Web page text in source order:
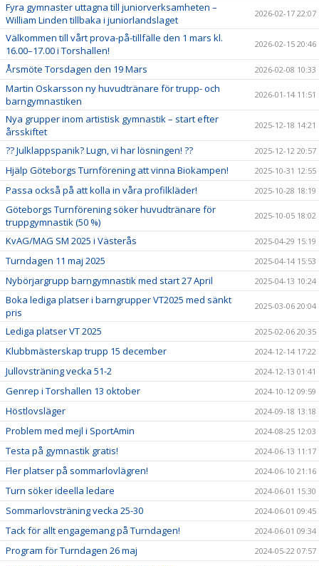
Fyra gymnaster uttagna till juniorverksamheten –
William Linden tillbaka i juniorlandslaget
2026-02-17 22:07
Välkommen till vårt prova-på-tillfälle den 1 mars kl.
16.00–17.00 i Torshallen!
2026-02-15 20:46
Årsmöte Torsdagen den 19 Mars 2026-02-08 10:33
Martin Oskarsson ny huvudtränare för trupp- och
barngymnastiken
2026-01-14 11:51
Nya grupper inom artistisk gymnastik – start efter
årsskiftet
2025-12-18 14:21
?? Julklappspanik? Lugn, vi har lösningen! ?? 2025-12-12 20:57
Hjälp Göteborgs Turnförening att vinna Biokampen! 2025-10-31 12:55
Passa också på att kolla in våra profilkläder! 2025-10-28 18:19
Göteborgs Turnförening söker huvudtränare för
truppgymnastik (50 %)
2025-10-05 18:02
KvAG/MAG SM 2025 i Västerås 2025-04-29 15:19
Turndagen 11 maj 2025 2025-04-14 15:53
Nybörjargrupp barngymnastik med start 27 April 2025-04-13 10:24
Boka lediga platser i barngrupper VT2025 med sänkt
pris
2025-03-06 20:04
Lediga platser VT 2025 2025-02-06 20:35
Klubbmästerskap trupp 15 december 2024-12-14 17:22
Jullovsträning vecka 51-2 2024-12-13 01:41
Genrep i Torshallen 13 oktober 2024-10-12 09:59
Höstlovsläger 2024-09-18 13:18
Problem med mejl i SportAmin 2024-08-25 12:03
Testa på gymnastik gratis! 2024-06-13 11:17
Fler platser på sommarlovlägren! 2024-06-10 21:16
Turn söker ideella ledare 2024-06-01 15:30
Sommarlovsträning vecka 25-30 2024-06-01 09:45
Tack för allt engagemang på Turndagen! 2024-06-01 09:34
Program för Turndagen 26 maj 2024-05-22 07:57